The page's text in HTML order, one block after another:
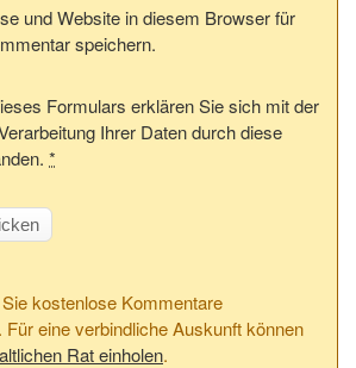
und Website in diesem Browser für
speichern.
Formulars erklären Sie sich mit der
Ihrer Daten durch diese
*
kostenlose Kommentare
Für eine verbindliche Auskunft können
Rat einholen.